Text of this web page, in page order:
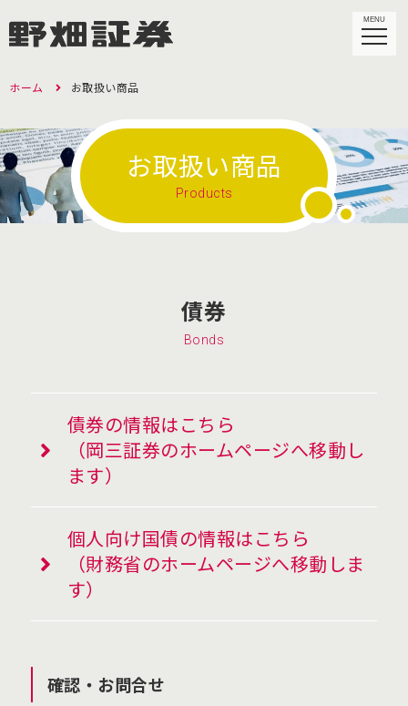
MENU
ホーム お取扱い商品
お取扱い商品
Products
債券
Bonds
債券の情報はこちら
（岡三証券のホームページへ移動し
ます）
個人向け国債の情報はこちら
（財務省のホームページへ移動しま
す）
確認・お問合せ